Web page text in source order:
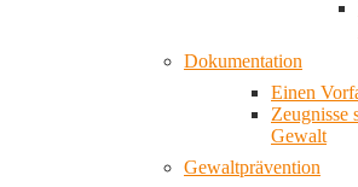
Dokumentation
Einen
Zeugnisse
Gewalt
Gewaltprävention